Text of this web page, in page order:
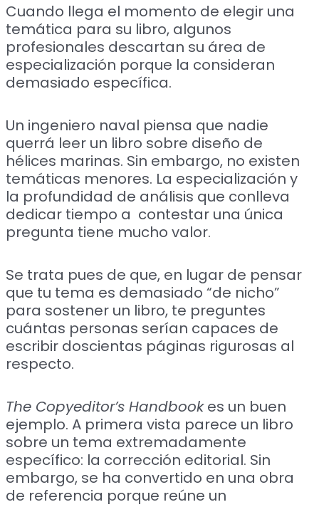
Cuando llega el momento de elegir una
temática para su libro, algunos
profesionales descartan su área de
especialización porque la consideran
demasiado específica.
Un ingeniero naval piensa que nadie
querrá leer un libro sobre diseño de
hélices marinas. Sin embargo, no existen
temáticas menores. La especialización y
la profundidad de análisis que conlleva
dedicar tiempo a contestar una única
pregunta tiene mucho valor.
Se trata pues de que, en lugar de pensar
que tu tema es demasiado “de nicho”
para sostener un libro, te preguntes
cuántas personas serían capaces de
escribir doscientas páginas rigurosas al
respecto.
The Copyeditor’s Handbookes un buen
ejemplo. A primera vista parece un libro
sobre un tema extremadamente
específico: la corrección editorial. Sin
embargo, se ha convertido en una obra
de referencia porque reúne un